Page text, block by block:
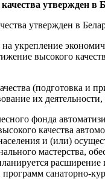
утвержден в
утвержден в
укрепление
высокого
(подготовка
их
фонда
качества
и (или)
санаторно-